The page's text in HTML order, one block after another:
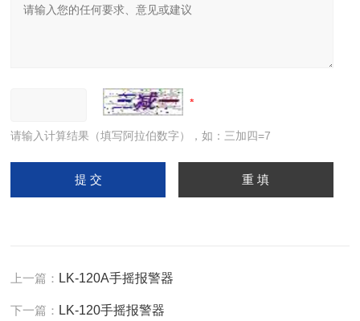
请输入计算结果（填写阿拉伯数字），如：三加四=7
上一篇： LK-120A手摇报警器
下一篇： LK-120手摇报警器